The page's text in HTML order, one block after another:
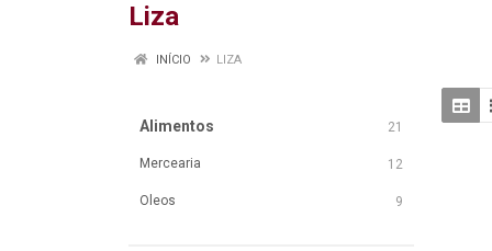
Liza
INÍCIO LIZA
Alimentos 21
Mercearia 12
Oleos 9